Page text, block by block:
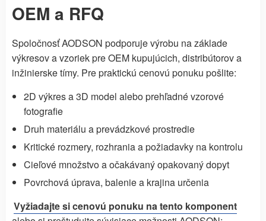
OEM a RFQ
Spoločnosť AODSON podporuje výrobu na základe
výkresov a vzoriek pre OEM kupujúcich, distribútorov a
inžinierske tímy. Pre praktickú cenovú ponuku pošlite:
2D výkres a 3D model alebo prehľadné vzorové
fotografie
Druh materiálu a prevádzkové prostredie
Kritické rozmery, rozhrania a požiadavky na kontrolu
Cieľové množstvo a očakávaný opakovaný dopyt
Povrchová úprava, balenie a krajina určenia
Vyžiadajte si cenovú ponuku na tento komponent